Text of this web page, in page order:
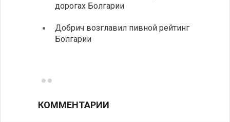
дорогах Болгарии
Добрич возглавил пивной рейтинг
Болгарии
КОММЕНТАРИИ